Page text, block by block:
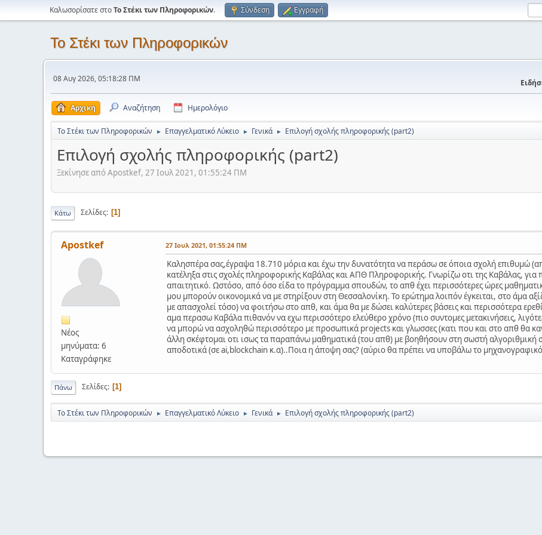
Καλωσορίσατε στοΤο Στέκι των Πληροφορικών. Σύνδεση Εγγραφή
Το Στέκι των Πληροφορικών
08 Αυγ 2026, 05:18:28 ΠΜ
Αρχική Αναζήτηση Ημερολόγιο
Το Στέκι των Πληροφορικών ► Επαγγελματικό Λύκειο ► Γενικά ► Επιλογή σχολής πληροφορικής (part2)
Επιλογή σχολής πληροφορικής (part2)
Ξεκίνησε από Apostkef, 27 Ιουλ 2021, 01:55:24 ΠΜ
Κάτω Σελίδες 1
Apostkef
Νέος
μηνύματα: 6
Καταγράφηκε
27 Ιουλ 2021, 01:55:24 ΠΜ
Καλησπέρα σας,έγραψα 18.710 μόρια και έχω την δυνατότητα να περάσω σε όποια σχολή επιθυμώ
κατέληξα στις σχολές πληροφορικής Καβάλας και ΑΠΘ Πληροφορικής. Γνωρίζω οτι της Καβάλας, για
απαιτητικό. Ωστόσο, από όσο είδα το πρόγραμμα σπουδών, το απθ έχει περισσότερες ώρες
μου μπορούν οικονομικά να με στηρίξουν στη Θεσσαλονίκη. Το ερώτημα λοιπόν έγκειται, στο άμα
με απασχολεί τόσο) να φοιτήσω στο απθ, και άμα θα με δώσει καλύτερες βάσεις και περισσότερα
αμα περασω Καβάλα πιθανόν να εχω περισσότερο ελεύθερο χρόνο (πιο συντομες μετακινήσεις,
να μπορώ να ασχοληθώ περισσότερο με προσωπικά projects και γλωσσες (κατι που και στο απθ θα
άλλη σκέφτομαι οτι ισως τα παραπάνω μαθηματικά (του απθ) με βοηθήσουν στη σωστή αλγοριθμική
αποδοτικά (σε ai,blockchain κ.α)..Ποια η άποψη σας? (αύριο θα πρέπει να υποβάλω το
Πάνω Σελίδες 1
Το Στέκι των Πληροφορικών ► Επαγγελματικό Λύκειο ► Γενικά ► Επιλογή σχολής πληροφορικής (part2)